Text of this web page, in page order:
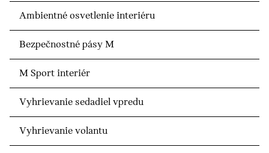
Ambientné osvetlenie interiéru
Bezpečnostné pásy M
M Sport interiér
Vyhrievanie sedadiel vpredu
Vyhrievanie volantu